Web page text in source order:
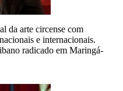
da arte circense com
e internacionais.
radicado em Maringá-